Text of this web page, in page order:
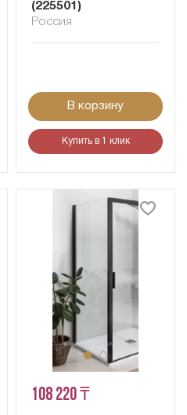
(225501)
Россия
В корзину
Купить в 1 клик
108 220 ₸